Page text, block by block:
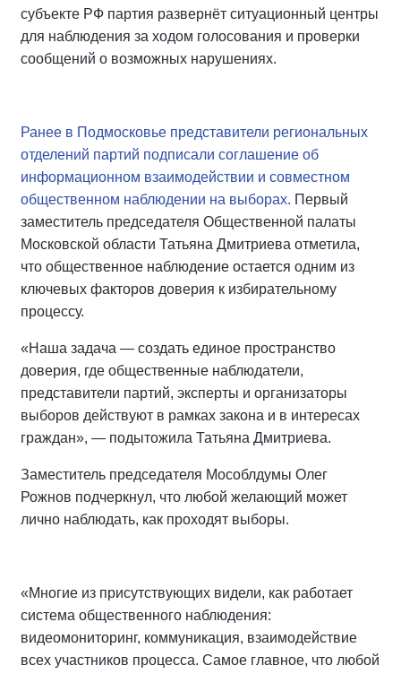
субъекте РФ партия развернёт ситуационный центры
для наблюдения за ходом голосования и проверки
сообщений о возможных нарушениях.
Ранее в Подмосковье представители региональных
отделений партий подписали соглашение об
информационном взаимодействии и совместном
общественном наблюдении на выборах. Первый
заместитель председателя Общественной палаты
Московской области Татьяна Дмитриева отметила,
что общественное наблюдение остается одним из
ключевых факторов доверия к избирательному
процессу.
«Наша задача — создать единое пространство
доверия, где общественные наблюдатели,
представители партий, эксперты и организаторы
выборов действуют в рамках закона и в интересах
граждан», — подытожила Татьяна Дмитриева.
Заместитель председателя Мособлдумы Олег
Рожнов подчеркнул, что любой желающий может
лично наблюдать, как проходят выборы.
«Многие из присутствующих видели, как работает
система общественного наблюдения:
видеомониторинг, коммуникация, взаимодействие
всех участников процесса. Самое главное, что любой